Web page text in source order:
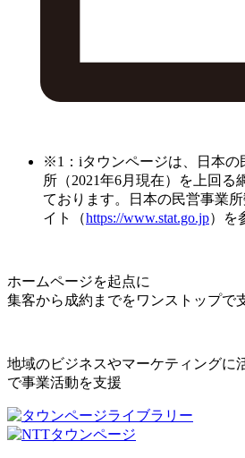
※1：iタウンページは、日本の
所（2021年6月現在）を上回る
ております。日本の民営事業
イト（https://www.stat.go.jp）を
ホームページを起点に
集客から成約までをワンストップで
地域のビジネスやマーケティングに
で事業活動を支援